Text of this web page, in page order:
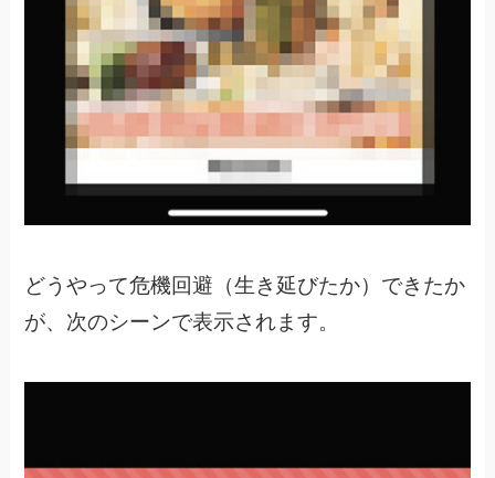
どうやって危機回避（生き延びたか）できたか
が、 次のシーンで表示されます。